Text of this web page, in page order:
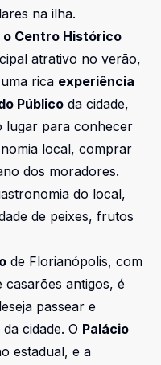
na ilha.
o Centro Histórico
atrativo no verão,
rica experiência
Público da cidade,
lugar para conhecer
local, comprar
dos moradores.
do local,
de peixes, frutos
de Florianópolis, com
casarões antigos, é
passear e
cidade. O Palácio
estadual, e a